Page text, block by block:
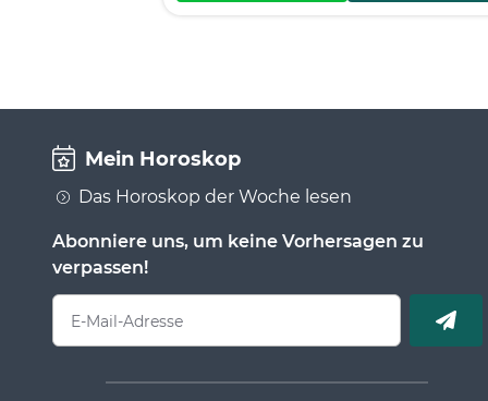
Mein Horoskop
Das Horoskop der Woche lesen
Abonniere uns, um keine Vorhersagen zu
verpassen!
E-Mail-Adresse